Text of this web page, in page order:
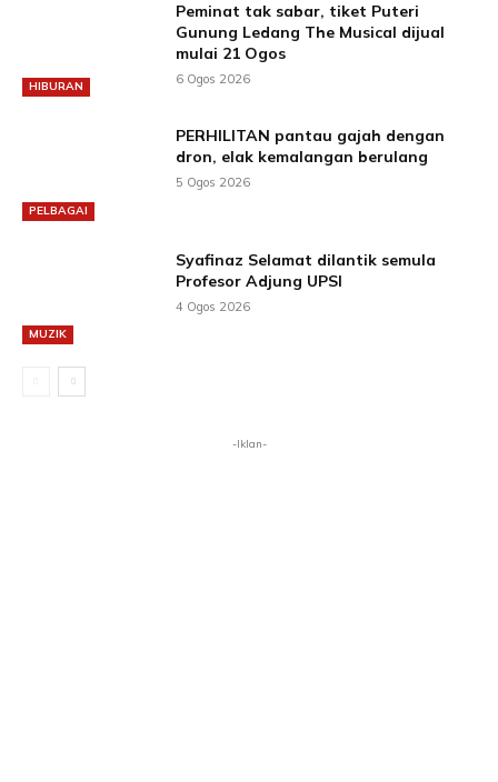
HIBURAN
Peminat tak sabar, tiket Puteri
Gunung Ledang The Musical dijual
mulai 21 Ogos
6 Ogos 2026
PELBAGAI
PERHILITAN pantau gajah dengan
dron, elak kemalangan berulang
5 Ogos 2026
MUZIK
Syafinaz Selamat dilantik semula
Profesor Adjung UPSI
4 Ogos 2026
-Iklan-